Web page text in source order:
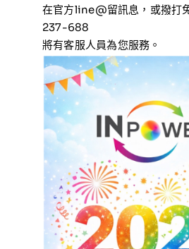
在官方line@留訊息，或撥
237-688
將有客服人員為您服務。